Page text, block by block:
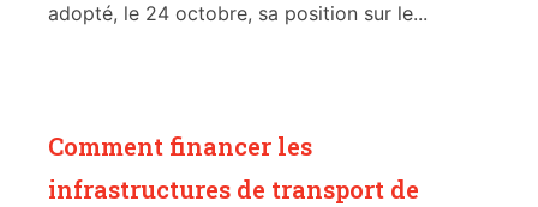
adopté, le 24 octobre, sa position sur le...
Comment financer les
infrastructures de transport de